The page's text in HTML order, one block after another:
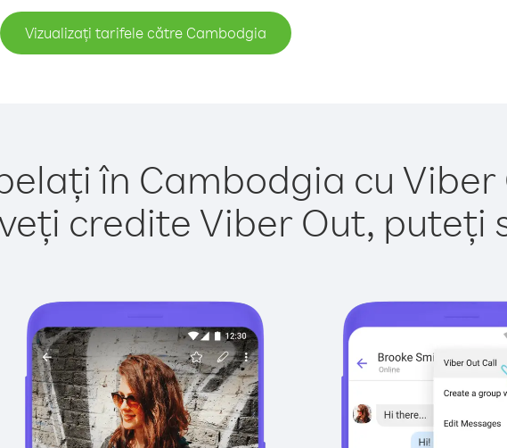
Vizualizați tarifele către Cambodgia
în Cambodgia cu Viber
credite Viber Out, puteți